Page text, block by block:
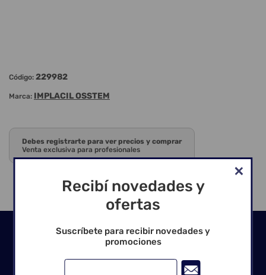
Código: 229982
Marca: IMPLACIL OSSTEM
Debes registrarte para ver precios y comprar
Venta exclusiva para profesionales
Seguinos en las redes
Recibí novedades y
ofertas
Suscríbete para recibir novedades y
promociones